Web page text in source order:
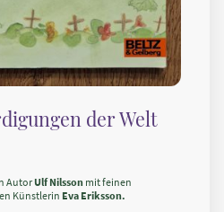
der Welt
AutorUlf Nilsson mit feinen
Künstlerin Eva Eriksson.